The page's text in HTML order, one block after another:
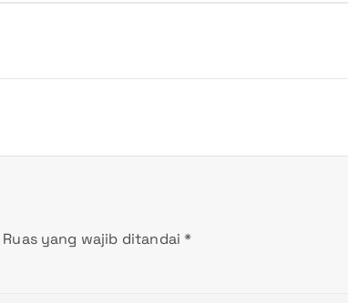
Ruas yang wajib ditandai*